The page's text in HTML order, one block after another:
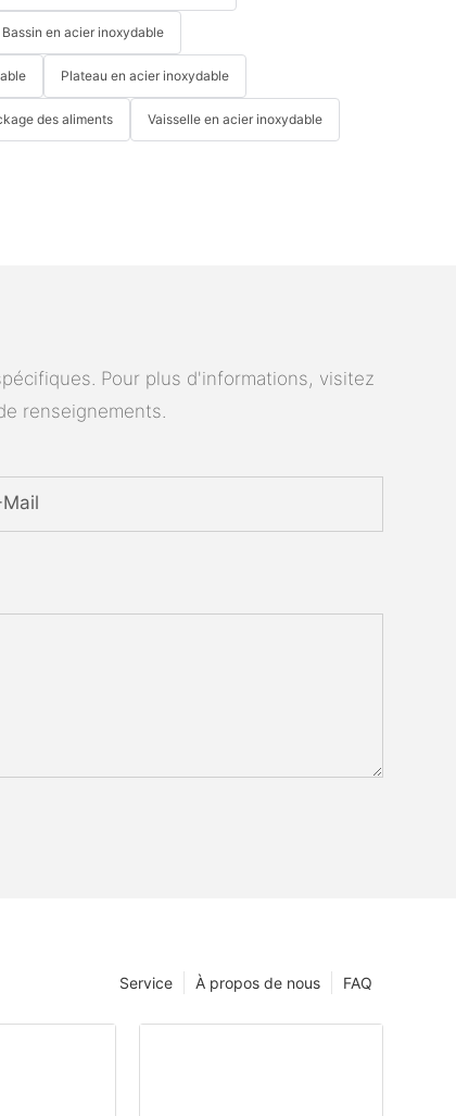
Bassin en acier inoxydable
Plateau en acier inoxydable
des aliments Vaisselle en acier inoxydable
Pour plus d'informations, visitez
renseignements.
FAQ
À propos de nous
Service